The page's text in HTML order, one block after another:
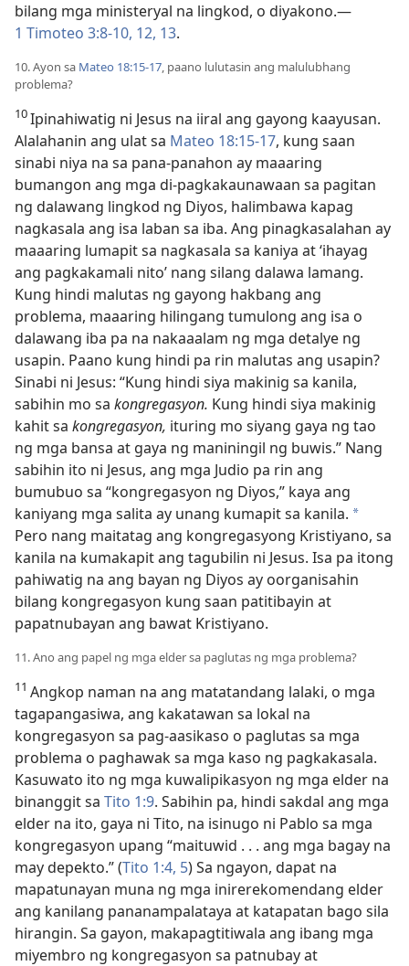
bilang mga ministeryal na lingkod, o diyakono.​—
1 Timoteo 3:8-10, 12, 13.
10. Ayon sa Mateo 18:15-17, paano lulutasin ang malulubhang
problema?
10Ipinahiwatig ni Jesus na iiral ang gayong kaayusan.
Alalahanin ang ulat sa Mateo 18:15-17, kung saan
sinabi niya na sa pana-panahon ay maaaring
bumangon ang mga di-pagkakaunawaan sa pagitan
ng dalawang lingkod ng Diyos, halimbawa kapag
nagkasala ang isa laban sa iba. Ang pinagkasalahan ay
maaaring lumapit sa nagkasala sa kaniya at ‘ihayag
ang pagkakamali nito’ nang silang dalawa lamang.
Kung hindi malutas ng gayong hakbang ang
problema, maaaring hilingang tumulong ang isa o
dalawang iba pa na nakaaalam ng mga detalye ng
usapin. Paano kung hindi pa rin malutas ang usapin?
Sinabi ni Jesus: “Kung hindi siya makinig sa kanila,
sabihin mo sa kongregasyon. Kung hindi siya makinig
kahit sa kongregasyon, ituring mo siyang gaya ng tao
ng mga bansa at gaya ng maniningil ng buwis.” Nang
sabihin ito ni Jesus, ang mga Judio pa rin ang
bumubuo sa “kongregasyon ng Diyos,” kaya ang
kaniyang mga salita ay unang kumapit sa kanila. *
Pero nang maitatag ang kongregasyong Kristiyano, sa
kanila na kumakapit ang tagubilin ni Jesus. Isa pa itong
pahiwatig na ang bayan ng Diyos ay oorganisahin
bilang kongregasyon kung saan patitibayin at
papatnubayan ang bawat Kristiyano.
11. Ano ang papel ng mga elder sa paglutas ng mga problema?
11 Angkop naman na ang matatandang lalaki, o mga
tagapangasiwa, ang kakatawan sa lokal na
kongregasyon sa pag-aasikaso o paglutas sa mga
problema o paghawak sa mga kaso ng pagkakasala.
Kasuwato ito ng mga kuwalipikasyon ng mga elder na
binanggit sa Tito 1:9. Sabihin pa, hindi sakdal ang mga
elder na ito, gaya ni Tito, na isinugo ni Pablo sa mga
kongregasyon upang “maituwid . . . ang mga bagay na
may depekto.” (Tito 1:4, 5) Sa ngayon, dapat na
mapatunayan muna ng mga inirerekomendang elder
ang kanilang pananampalataya at katapatan bago sila
hirangin. Sa gayon, makapagtitiwala ang ibang mga
miyembro ng kongregasyon sa patnubay at